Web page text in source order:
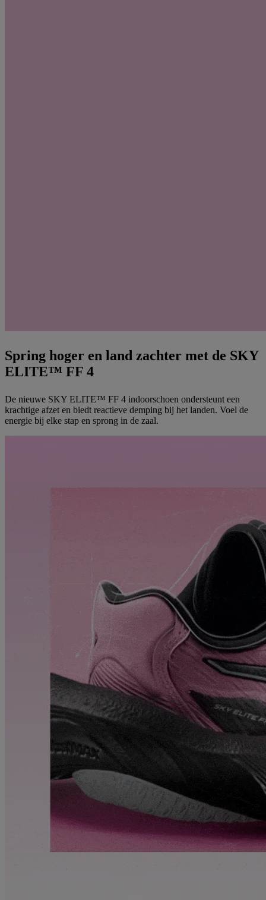
Spring hoger en land zachter met de SKY
ELITE™ FF 4
De nieuwe SKY ELITE™ FF 4 indoorschoen ondersteunt een
krachtige afzet en biedt reactieve demping bij het landen. Voel de
energie bij elke stap en sprong in de zaal.